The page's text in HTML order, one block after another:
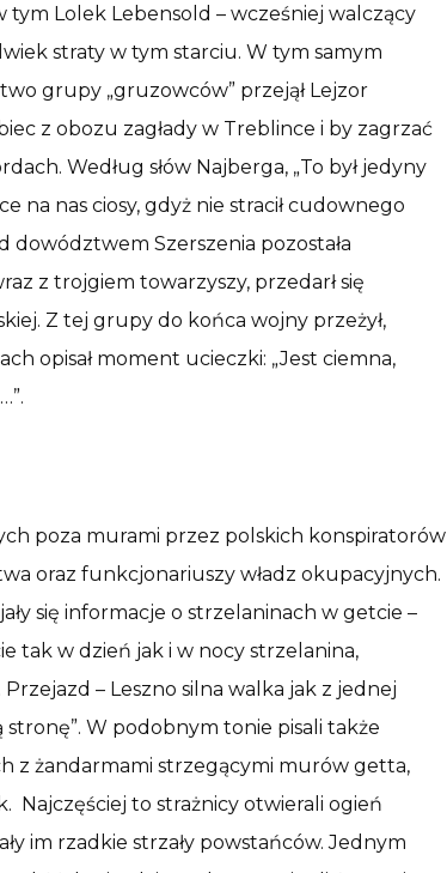
tym Lolek Lebensold – wcześniej walczący
straty w tym starciu. W tym samym
grupy „gruzowców” przejął Lejzor
z obozu zagłady w Treblince i by zagrzać
Według słów Najberga, „To był jedyny
na nas ciosy, gdyż nie stracił cudownego
dowództwem Szerszenia pozostała
z trojgiem towarzyszy, przedarł się
Z tej grupy do końca wojny przeżył,
opisał moment ucieczki: „Jest ciemna,
poza murami przez polskich konspiratorów
oraz funkcjonariuszy władz okupacyjnych.
się informacje o strzelaninach w getcie –
tak w dzień jak i w nocy strzelanina,
– Leszno silna walka jak z jednej
stronę”. W podobnym tonie pisali także
z żandarmami strzegącymi murów getta,
Najczęściej to strażnicy otwierali ogień
im rzadkie strzały powstańców. Jednym